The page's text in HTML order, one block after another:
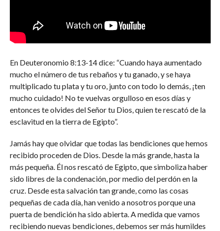
En Deuteronomio 8:13-14 dice: “Cuando haya aumentado
mucho el número de tus rebaños y tu ganado, y se haya
multiplicado tu plata y tu oro, junto con todo lo demás, ¡ten
mucho cuidado! No te vuelvas orgulloso en esos días y
entonces te olvides del Señor tu Dios, quien te rescató de la
esclavitud en la tierra de Egipto”.
Jamás hay que olvidar que todas las bendiciones que hemos
recibido proceden de Dios. Desde la más grande, hasta la
más pequeña. Él nos rescató de Egipto, que simboliza haber
sido libres de la condenación, por medio del perdón en la
cruz. Desde esta salvación tan grande, como las cosas
pequeñas de cada día, han venido a nosotros porque una
puerta de bendición ha sido abierta. A medida que vamos
recibiendo nuevas bendiciones, debemos ser más humildes